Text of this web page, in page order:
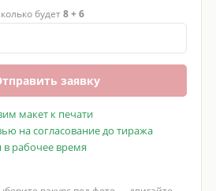
будет8 + 6
заявку
макет к печати
на согласование до тиража
рабочее время